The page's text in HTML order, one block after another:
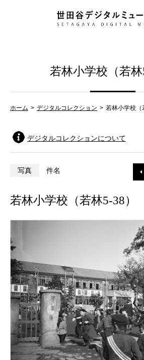
若林小学校（若林
ホーム デジタルコレクション 若林小学校（
デジタルコレクションについて
写真 件名
若林小学校（若林5-38）